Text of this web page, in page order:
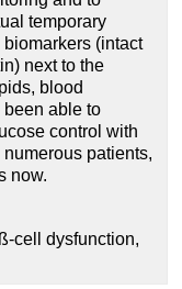
temporary
(intact
next to the
blood
been able to
control with
patients,
now.
cell dysfunction,